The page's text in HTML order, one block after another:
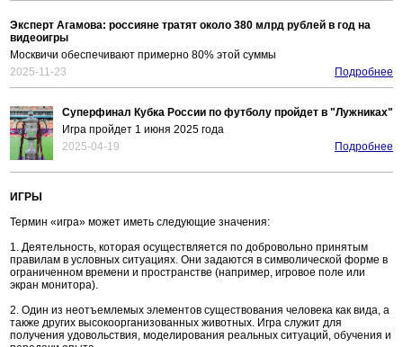
Эксперт Агамова: россияне тратят около 380 млрд рублей в год на
видеоигры
Москвичи обеспечивают примерно 80% этой суммы
2025-11-23
Подробнее
Суперфинал Кубка России по футболу пройдет в "Лужниках"
Игра пройдет 1 июня 2025 года
2025-04-19
Подробнее
ИГРЫ
Термин «игра» может иметь следующие значения:
1. Деятельность, которая осуществляется по добровольно принятым
правилам в условных ситуациях. Они задаются в символической форме в
ограниченном времени и пространстве (например, игровое поле или
экран монитора).
2. Один из неотъемлемых элементов существования человека как вида, а
также других высокоорганизованных животных. Игра служит для
получения удовольствия, моделирования реальных ситуаций, обучения и